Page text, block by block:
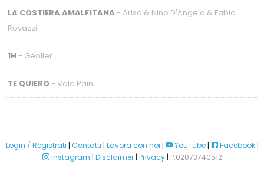
LA COSTIERA AMALFITANA - Arisa & Nino D'Angelo & Fabio
Rovazzi
1H - Geolier
TE QUIERO- Vale Pain
Login / Registrati | Contatti | Lavora con noi | YouTube| Facebook|
Instagram | Disclaimer| Privacy| P.02073740512